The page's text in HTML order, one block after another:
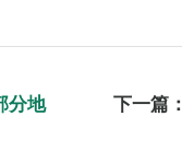
分地
下一篇：